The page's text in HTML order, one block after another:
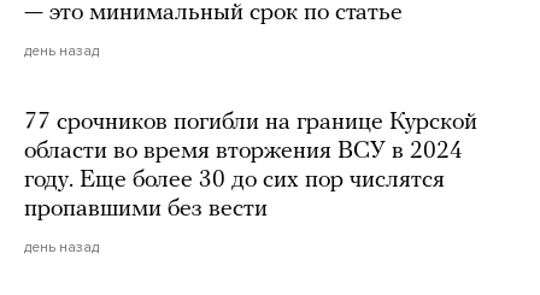
— это минимальный срок по статье
день назад
77 срочников погибли на границе Курской
области во время вторжения ВСУ в 2024
году. Еще более 30 до сих пор числятся
пропавшими без вести
день назад